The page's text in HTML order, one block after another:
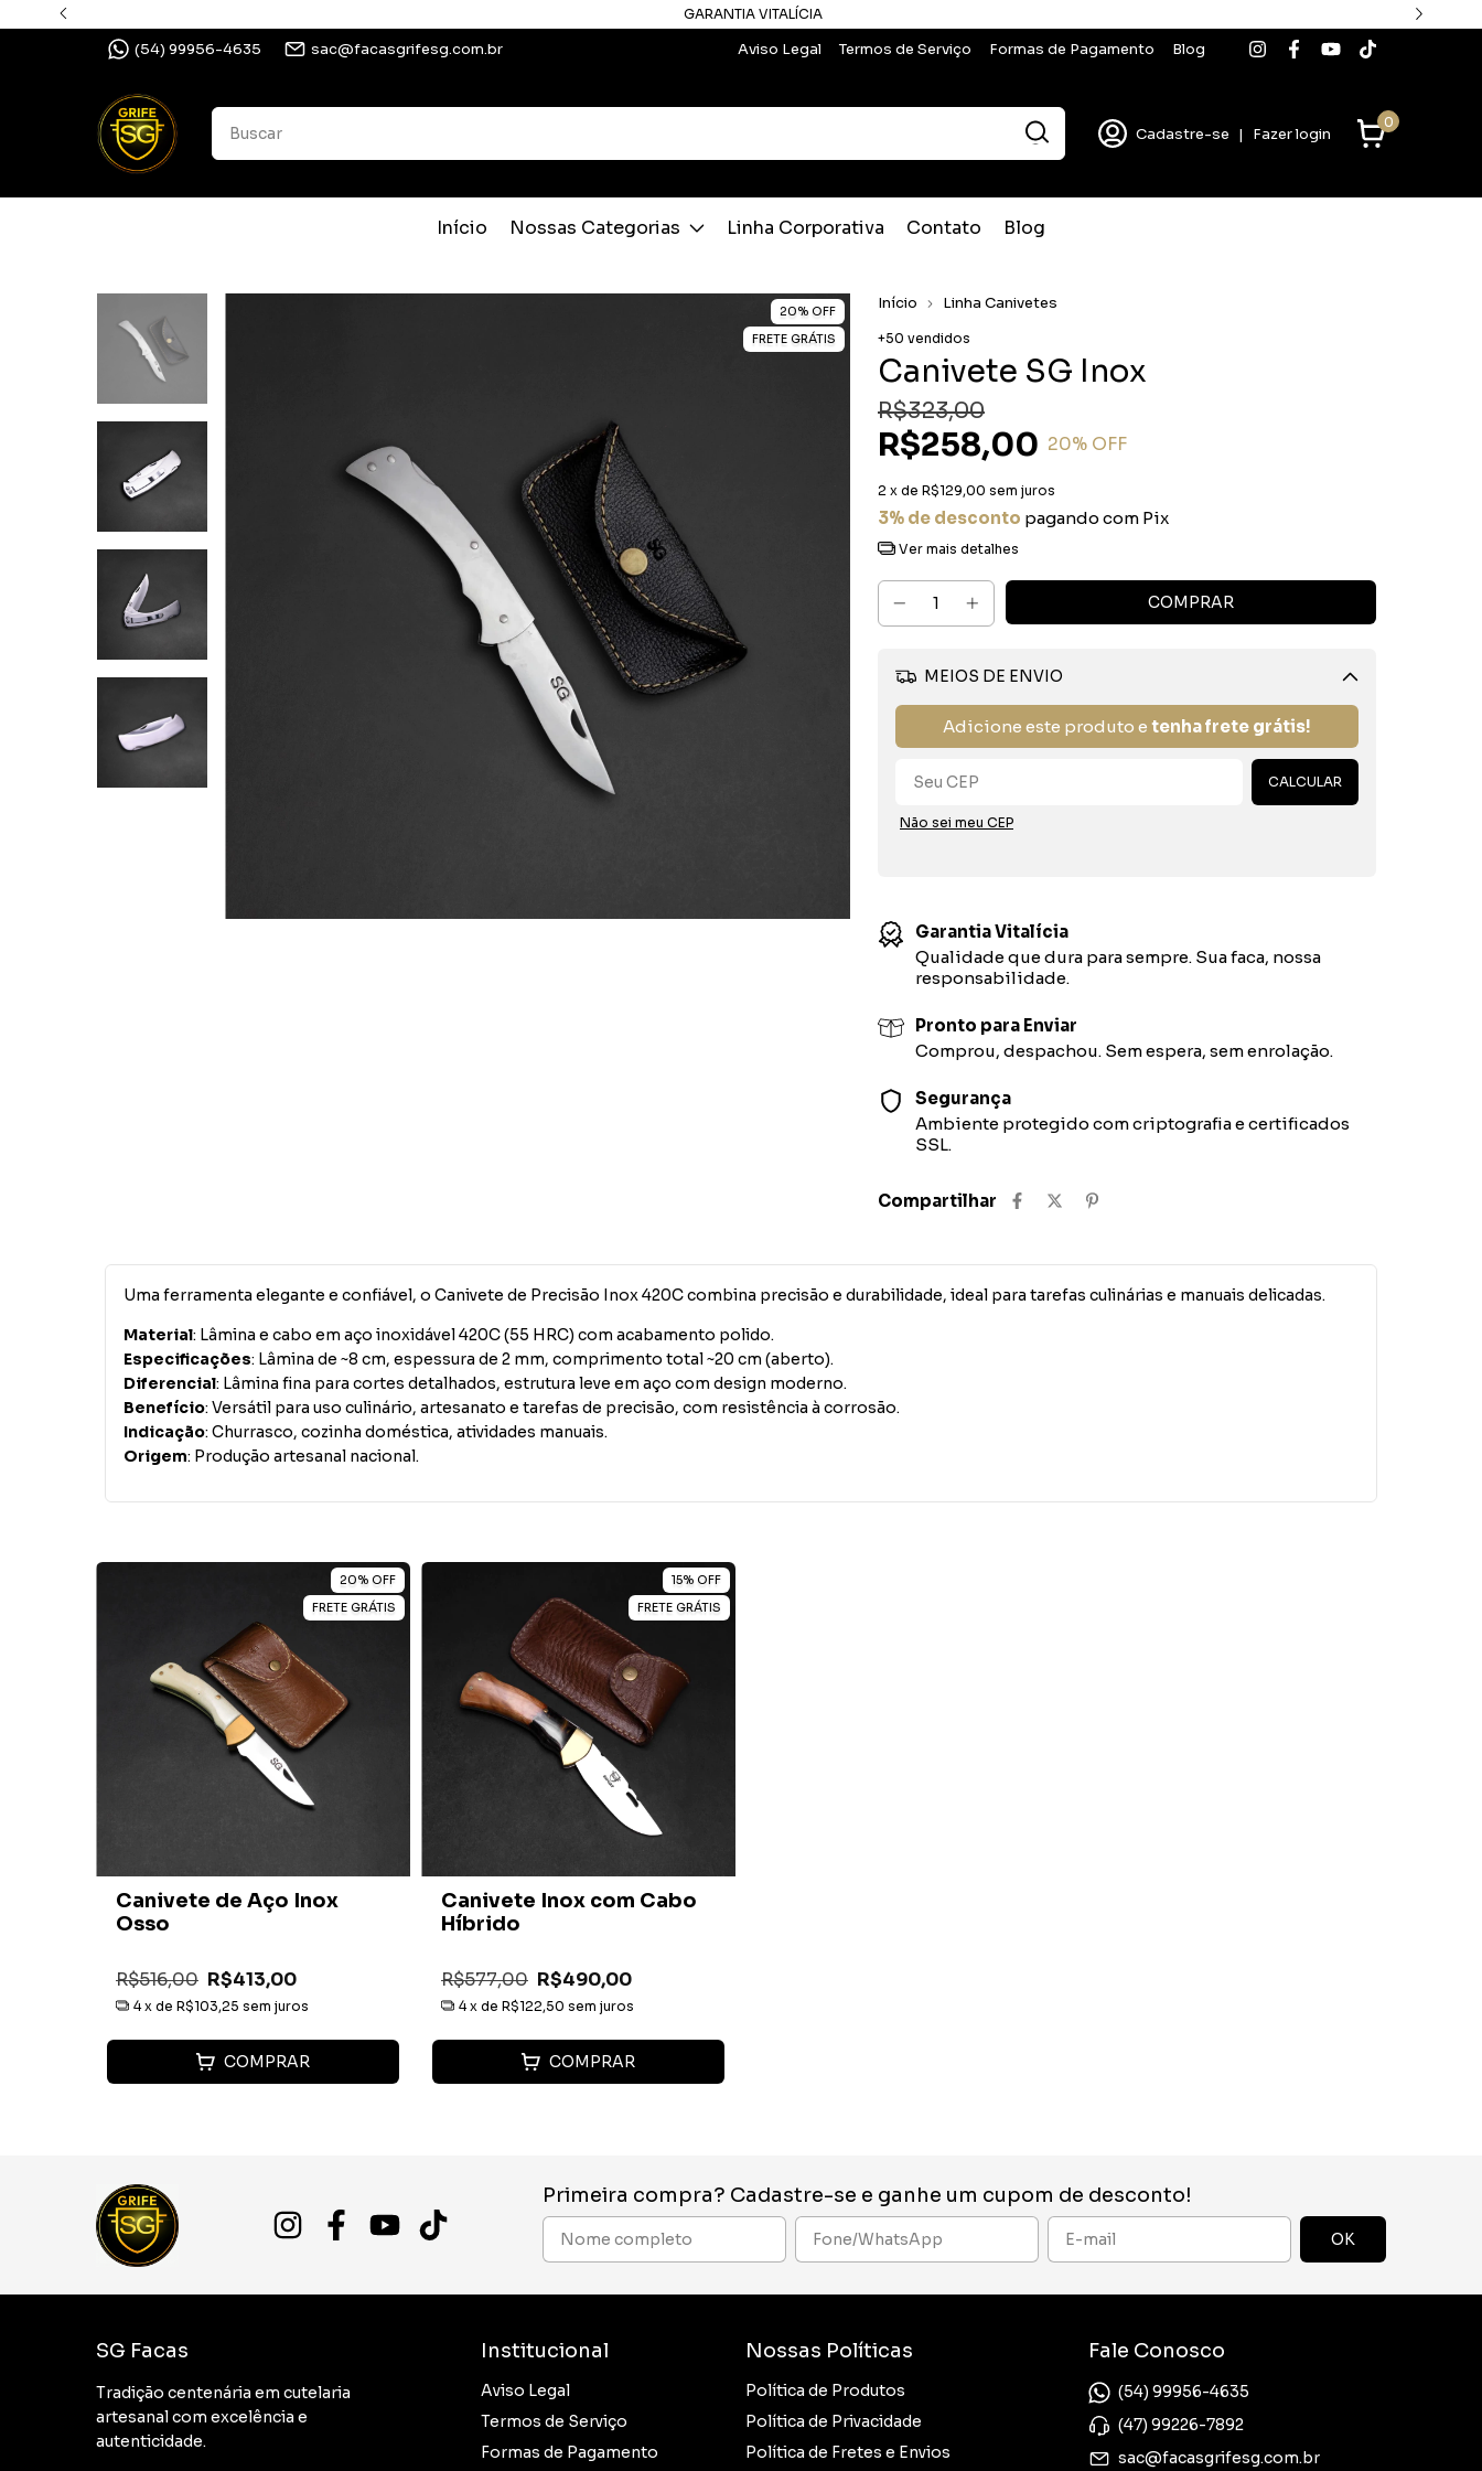
GARANTIA VITALÍCIA
(54) 99956-4635 sac@facasgrifesg.com.br Aviso Legal Termos de Serviço Formas de Pagamento Blog
Cadastre-se | Fazer login
0
Início Nossas Categorias Linha Corporativa Contato Blog
20% OFF
FRETE GRÁTIS
Início Linha Canivetes
+50 vendidos
Canivete SG Inox
R$323,00
R$258,00 20% OFF
2 x de R$129,00 sem juros
3% de desconto pagando com Pix
Ver mais detalhes
MEIOS DE ENVIO
Adicione este produto e tenha frete grátis!
CALCULAR
Não sei meu CEP
Garantia Vitalícia
Qualidade que dura para sempre. Sua faca, nossa
responsabilidade.
Pronto para Enviar
Comprou, despachou. Sem espera, sem enrolação.
Segurança
Ambiente protegido com criptografia e certificados
SSL.
Compartilhar
Uma ferramenta elegante e confiável, o Canivete de Precisão Inox 420C combina precisão e durabilidade, ideal para tarefas culinárias e manuais delicadas.
Material: Lâmina e cabo em aço inoxidável 420C (55 HRC) com acabamento polido.
Especificações: Lâmina de ~8 cm, espessura de 2 mm, comprimento total ~20 cm (aberto).
Diferencial: Lâmina fina para cortes detalhados, estrutura leve em aço com design moderno.
Benefício: Versátil para uso culinário, artesanato e tarefas de precisão, com resistência à corrosão.
Indicação: Churrasco, cozinha doméstica, atividades manuais.
Origem: Produção artesanal nacional.
20% OFF
FRETE GRÁTIS
Canivete de Aço Inox
Osso
R$516,00 R$413,00
4 x de R$103,25 sem juros
COMPRAR
15% OFF
FRETE GRÁTIS
Canivete Inox com Cabo
Híbrido
R$577,00 R$490,00
4 x de R$122,50 sem juros
COMPRAR
Primeira compra? Cadastre-se e ganhe um cupom de desconto!
SG Facas
Tradição centenária em cutelaria
artesanal com excelência e
autenticidade.
Institucional
Aviso Legal
Termos de Serviço
Formas de Pagamento
Nossas Políticas
Política de Produtos
Política de Privacidade
Política de Fretes e Envios
Fale Conosco
(54) 99956-4635
(47) 99226-7892
sac@facasgrifesg.com.br